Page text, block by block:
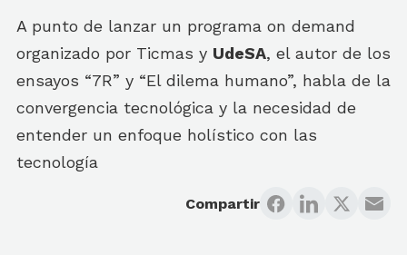
A punto de lanzar un programa on demand
organizado por Ticmas y UdeSA, el autor de los
ensayos “7R” y “El dilema humano”, habla de la
convergencia tecnológica y la necesidad de
entender un enfoque holístico con las
tecnología
Compartir